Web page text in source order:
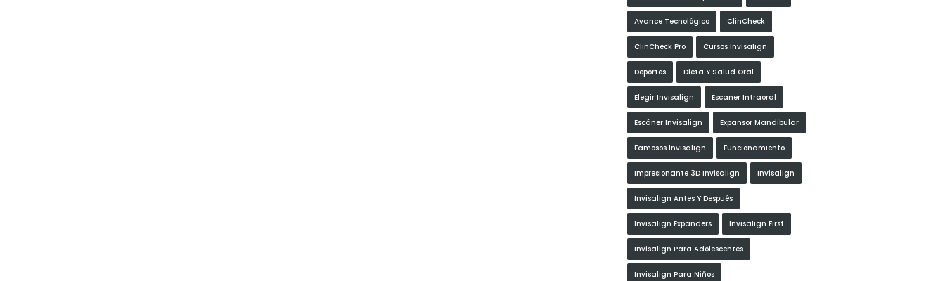
Avance Tecnológico ClinCheck
ClinCheck Pro Cursos Invisalign
Deportes Dieta Y Salud Oral
Elegir Invisalign Escaner Intraoral
Escáner Invisalign Expansor Mandibular
Famosos Invisalign Funcionamiento
Impresionante 3D Invisalign Invisalign
Invisalign Antes Y Después
Invisalign Expanders Invisalign First
Invisalign Para Adolescentes
Invisalign Para Niños